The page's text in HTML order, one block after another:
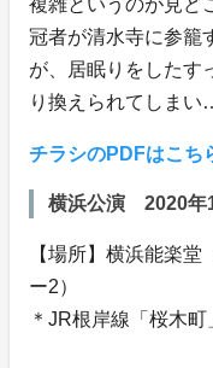
冠者が清水寺に参籠
が、居眠りをしたす
り換えられてしま
チラシのPDFはこち
横浜公演 2020年
【場所】横浜能楽
ー2）
＊JR根岸線「桜木